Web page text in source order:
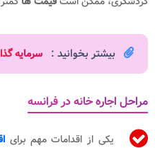
بیشتر بخوانید : سرمایه
مراحل اجاره خانه در فرانسه
یکی از اقدامات مهم برای